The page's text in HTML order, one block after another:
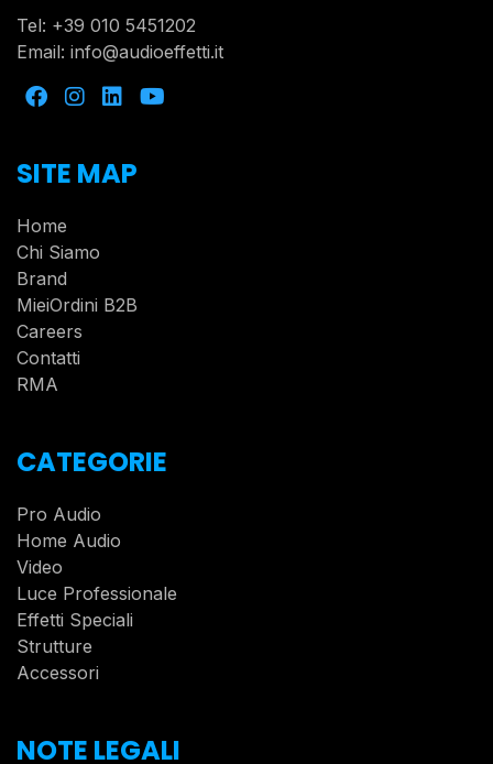
Tel: +39 010 5451202
Email: info@audioeffetti.it
SITE MAP
Home
Chi Siamo
Brand
MieiOrdini B2B
Careers
Contatti
RMA
CATEGORIE
Pro Audio
Home Audio
Video
Luce Professionale
Effetti Speciali
Strutture
Accessori
NOTE LEGALI